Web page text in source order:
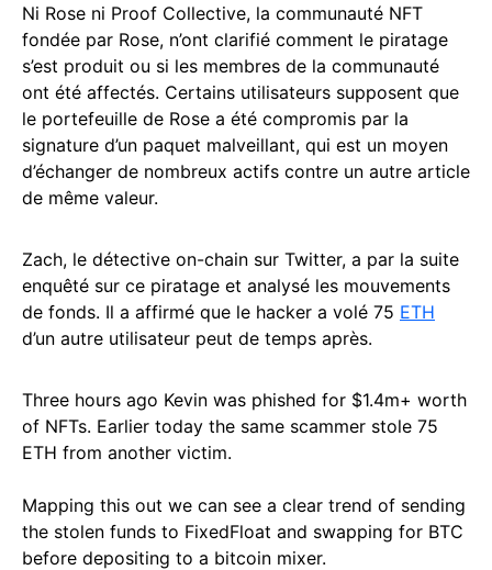
Ni Rose ni Proof Collective, la communauté NFT
fondée par Rose, n’ont clarifié comment le piratage
s’est produit ou si les membres de la communauté
ont été affectés. Certains utilisateurs supposent que
le portefeuille de Rose a été compromis par la
signature d’un paquet malveillant, qui est un moyen
d’échanger de nombreux actifs contre un autre article
de même valeur.
Zach, le détective on-chain sur Twitter, a par la suite
enquêté sur ce piratage et analysé les mouvements
de fonds. Il a affirmé que le hacker a volé 75 ETH
d’un autre utilisateur peut de temps après.
Three hours ago Kevin was phished for $1.4m+ worth
of NFTs. Earlier today the same scammer stole 75
ETH from another victim.
Mapping this out we can see a clear trend of sending
the stolen funds to FixedFloat and swapping for BTC
before depositing to a bitcoin mixer.